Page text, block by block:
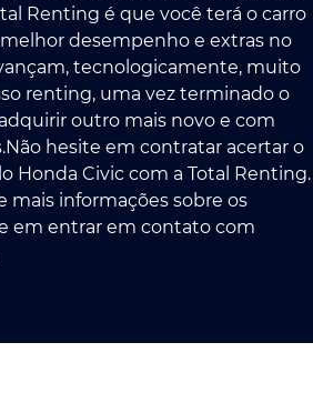
Renting é que você terá o carro
desempenho e extras no
tecnologicamente, muito
renting, uma vez terminado o
outro mais novo e com
hesite em contratar acertar o
Honda Civic com a Total Renting.
mais informações sobre os
em entrar em contato com